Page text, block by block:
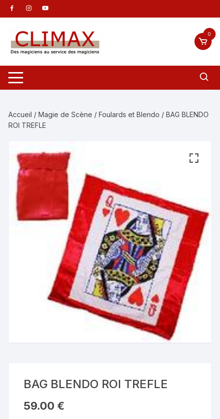
Aller
au
contenu
0
Accueil /Magie de Scène /Foulards et Blendo / BAG BLENDO
ROI TREFLE
BAG BLENDO ROI TREFLE
59.00 €